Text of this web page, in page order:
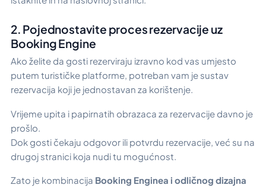
2. Pojednostavite proces rezervacije uz
Booking Engine
Ako želite da gosti rezerviraju izravno kod vas umjesto
putem turističke platforme, potreban vam je sustav
rezervacija koji je jednostavan za korištenje.
Vrijeme upita i papirnatih obrazaca za rezervacije davno je
prošlo.
Dok gosti čekaju odgovor ili potvrdu rezervacije, već su na
drugoj stranici koja nudi tu mogućnost.
Zato je kombinacija Booking Enginea i odličnog dizajna